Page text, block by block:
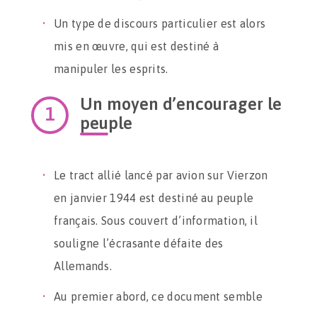
Un type de discours particulier est alors
mis en œuvre, qui est destiné à
manipuler les esprits.
Un moyen d’encourager le
peuple
Le tract allié lancé par avion sur Vierzon
en janvier 1944 est destiné au peuple
français. Sous couvert d’information, il
souligne l’écrasante défaite des
Allemands.
Au premier abord, ce document semble